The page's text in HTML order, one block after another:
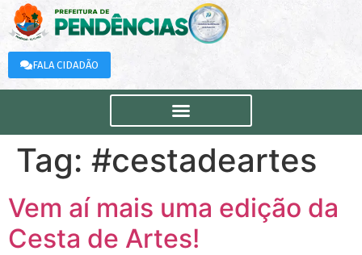
FALA CIDADÃO
Tag: #cestadeartes
Vem aí mais uma edição da
Cesta de Artes!